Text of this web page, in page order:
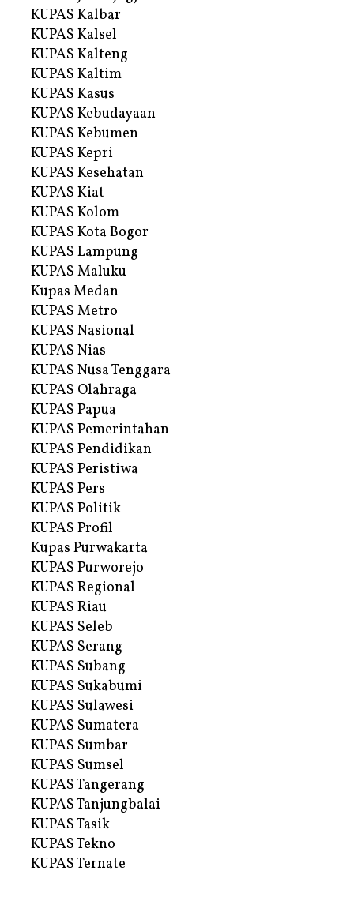
KUPAS Kalbar
KUPAS Kalsel
KUPAS Kalteng
KUPAS Kaltim
KUPAS Kasus
KUPAS Kebudayaan
KUPAS Kebumen
KUPAS Kepri
KUPAS Kesehatan
KUPAS Kiat
KUPAS Kolom
KUPAS Kota Bogor
KUPAS Lampung
KUPAS Maluku
Kupas Medan
KUPAS Metro
KUPAS Nasional
KUPAS Nias
KUPAS Nusa Tenggara
KUPAS Olahraga
KUPAS Papua
KUPAS Pemerintahan
KUPAS Pendidikan
KUPAS Peristiwa
KUPAS Pers
KUPAS Politik
KUPAS Profil
Kupas Purwakarta
KUPAS Purworejo
KUPAS Regional
KUPAS Riau
KUPAS Seleb
KUPAS Serang
KUPAS Subang
KUPAS Sukabumi
KUPAS Sulawesi
KUPAS Sumatera
KUPAS Sumbar
KUPAS Sumsel
KUPAS Tangerang
KUPAS Tanjungbalai
KUPAS Tasik
KUPAS Tekno
KUPAS Ternate